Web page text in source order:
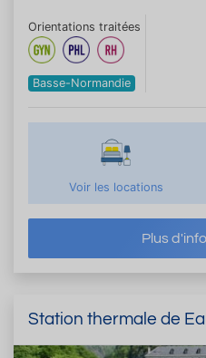
Orientations traitées
Basse-Normandie
Voir les locations
Plus
Station thermale de